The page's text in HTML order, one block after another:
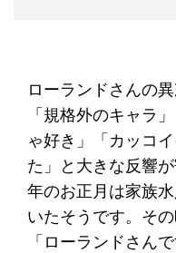
ローランドさんの
「規格外のキャラ
ゃ好き」「カッコ
た」と大きな反響
年のお正月は家族
いたそうです。そ
「ローランドさん